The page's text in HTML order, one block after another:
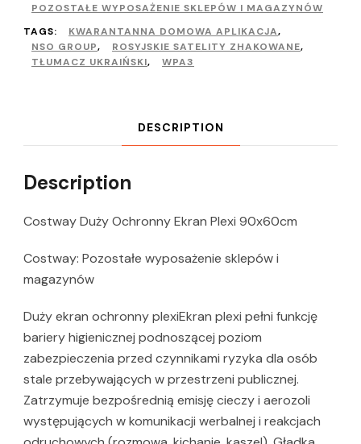
POZOSTAŁE WYPOSAŻENIE SKLEPÓW I MAGAZYNÓW
TAGS:
KWARANTANNA DOMOWA APLIKACJA,
NSO GROUP, ROSYJSKIE SATELITY ZHAKOWANE,
TŁUMACZ UKRAIŃSKI, WPA3
DESCRIPTION
Description
Costway Duży Ochronny Ekran Plexi 90x60cm
Costway: Pozostałe wyposażenie sklepów i
magazynów
Duży ekran ochronny plexiEkran plexi pełni funkcję
bariery higienicznej podnoszącej poziom
zabezpieczenia przed czynnikami ryzyka dla osób
stale przebywających w przestrzeni publicznej.
Zatrzymuje bezpośrednią emisję cieczy i aerozoli
występujących w komunikacji werbalnej i reakcjach